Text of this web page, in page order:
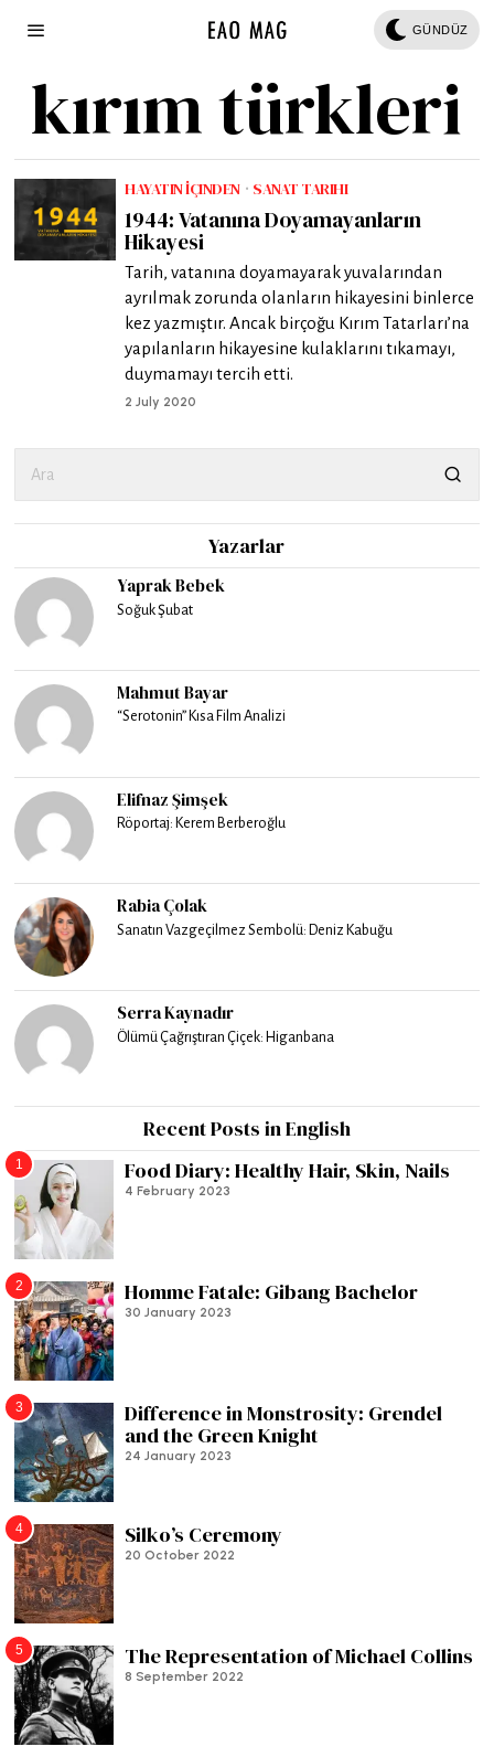
GÜNDÜZ
kırım türkleri
HAYATIN İÇINDEN · SANAT TARIHI
1944: Vatanına Doyamayanların
Hikayesi
Tarih, vatanına doyamayarak yuvalarından
ayrılmak zorunda olanların hikayesini binlerce
kez yazmıştır. Ancak birçoğu Kırım Tatarları’na
yapılanların hikayesine kulaklarını tıkamayı,
duymamayı tercih etti.
2 July 2020
Yazarlar
Yaprak Bebek
Soğuk Şubat
Mahmut Bayar
“Serotonin” Kısa Film Analizi
Elifnaz Şimşek
Röportaj: Kerem Berberoğlu
Rabia Çolak
Sanatın Vazgeçilmez Sembolü: Deniz Kabuğu
Serra Kaynadır
Ölümü Çağrıştıran Çiçek: Higanbana
Recent Posts in English
1 Food Diary: Healthy Hair, Skin, Nails
4 February 2023
2 Homme Fatale: Gibang Bachelor
30 January 2023
3
Difference in Monstrosity: Grendel
and the Green Knight
24 January 2023
4 Silko’s Ceremony
20 October 2022
5 The Representation of Michael Collins
8 September 2022